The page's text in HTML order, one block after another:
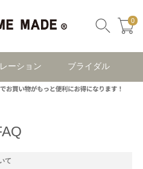
0
ーション ブライダル
て